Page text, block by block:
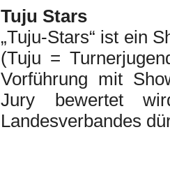
Tuju Stars
„Tuju-Stars“ ist ein
(Tuju =
Vorführung mit
Jury bewertet
Landesverbandes